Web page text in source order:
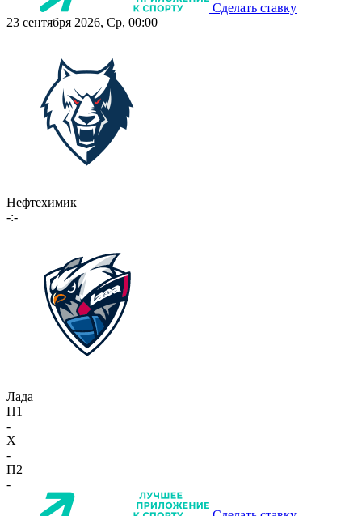
Сделать ставку
23 сентября 2026, Ср, 00:00
Нефтехимик
-:-
Лада
П1
-
X
-
П2
-